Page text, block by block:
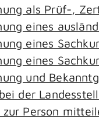
als Prüf-,
eines
eines
eines
und
der
zur Person